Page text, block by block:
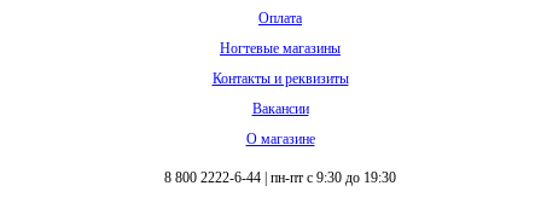
Оплата
Ногтевые магазины
Контакты и реквизиты
Вакансии
О магазине
8 800 2222-6-44 пн-пт с 9:30 до 19:30